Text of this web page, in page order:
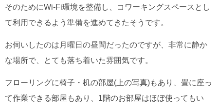
そのためにWi-Fi環境を整備し、コワーキングスペースとし
て利用できるよう準備を進めてきたそうです。
お伺いしたのは月曜日の昼間だったのですが、非常に静か
な場所で、とても落ち着いた雰囲気です。
フローリングに椅子・机の部屋(上の写真)もあり、畳に座っ
て作業できる部屋もあり、1階のお部屋はほぼ使ってもい